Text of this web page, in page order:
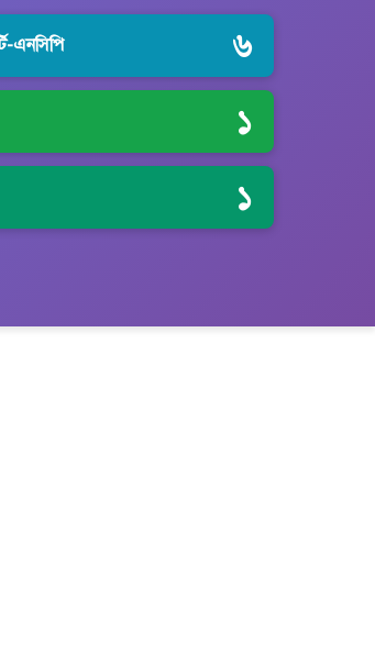
এনসিপি ৬
১
১